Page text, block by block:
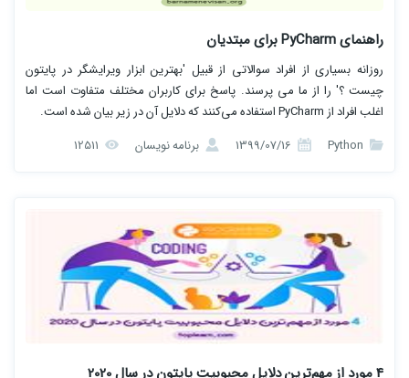
راهنمای PyCharm برای مبتدیان
روزانه بسیاری از افراد سوالاتی از قبیل 'بهترین ابزار ویرایشگر در پایتون
چیست ؟' را از ما می پرسند. پاسخ برای کاربران مختلف متفاوت است اما
اغلب افراد از PyCharm استفاده می‌کنند که دلایل آن در زیر بیان شده است.
برنامه نویسان
4 مورد از مهم‌ترین دلایل محبوبیت پایتون در سال 2020